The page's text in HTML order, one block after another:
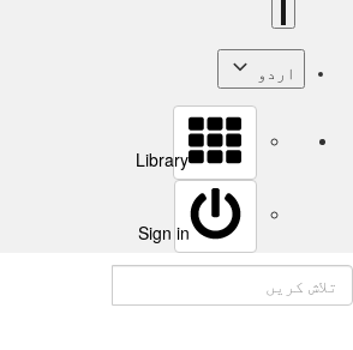
اردو
Library
Sign in